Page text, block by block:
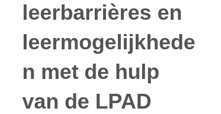
leerbarrières en
leermogelijkhede
n met de hulp
van de LPAD